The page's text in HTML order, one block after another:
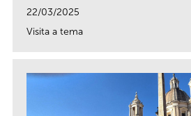
22/03/2025
Visita a tema